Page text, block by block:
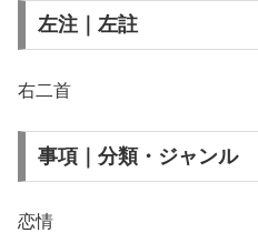
左注｜左註
右二首
事項｜分類・ジャンル
恋情